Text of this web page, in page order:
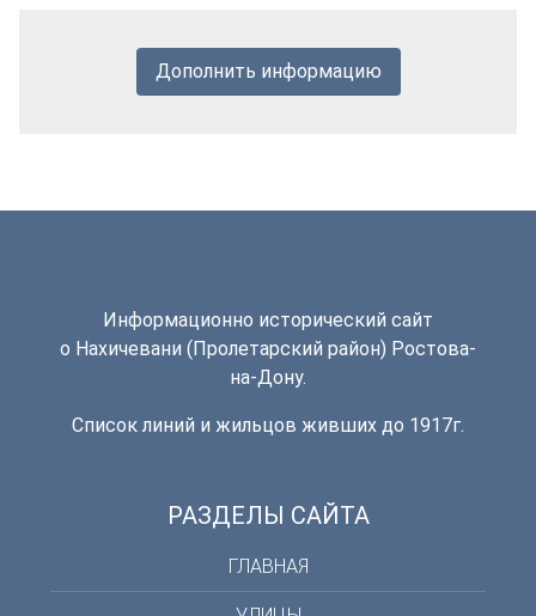
Дополнить информацию
Информационно исторический сайт
о Нахичевани (Пролетарский район) Ростова-
на-Дону.
Список линий и жильцов живших до 1917г.
РАЗДЕЛЫ САЙТА
ГЛАВНАЯ